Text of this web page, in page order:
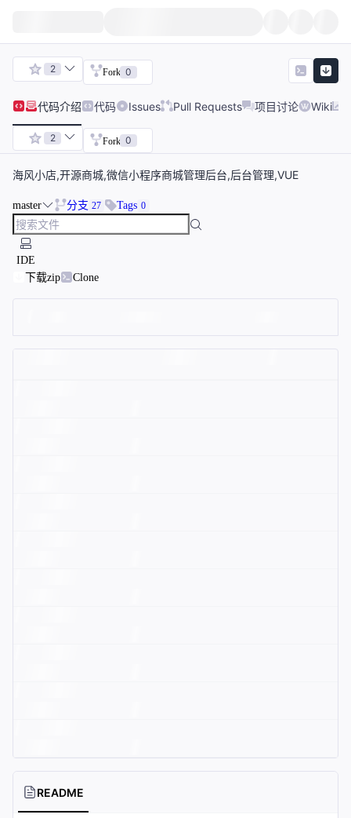
2 Fork 0
代码介绍 代码 Issues Pull Requests 项目讨论 Wiki
2 Fork 0
海风小店,开源商城,微信小程序商城管理后台,后台管理,VUE
master 分支 27 Tags 0
IDE
下载zip
Clone
README